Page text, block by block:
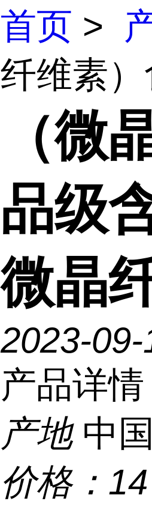
首页 >
纤维素
（微
品级
微晶
2023-09-
产品详情
产地 中
价格： 14